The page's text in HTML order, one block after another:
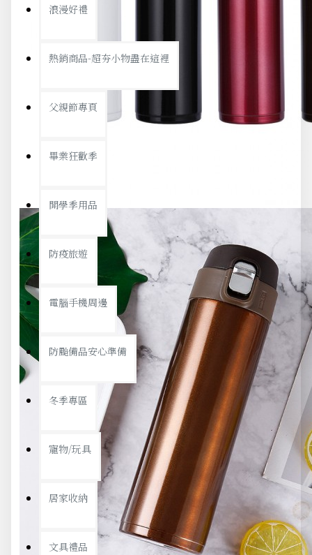
浪漫好禮
熱銷商品-超夯小物盡在這裡
父親節專頁
畢業狂歡季
開學季用品
防疫旅遊
電腦手機周邊
防颱備品安心準備
冬季專區
寵物/玩具
居家收納
文具禮品